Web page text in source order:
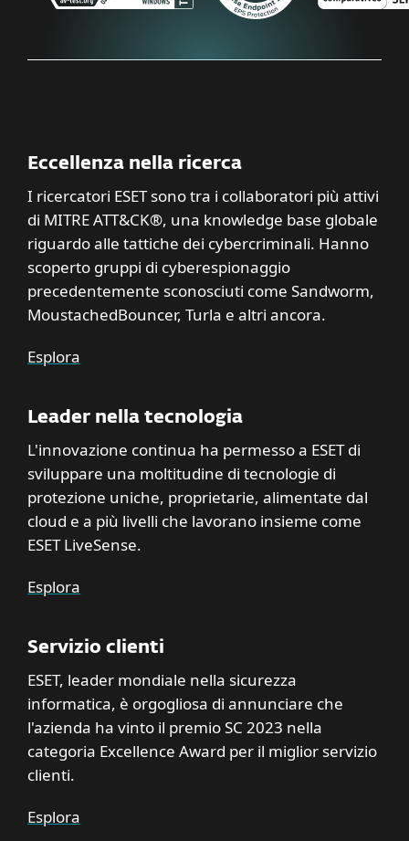
Eccellenza nella ricerca
I ricercatori ESET sono tra i collaboratori più attivi
di MITRE ATT&CK®, una knowledge base globale
riguardo alle tattiche dei cybercriminali. Hanno
scoperto gruppi di cyberespionaggio
precedentemente sconosciuti come Sandworm,
MoustachedBouncer, Turla e altri ancora.
Esplora
Leader nella tecnologia
L'innovazione continua ha permesso a ESET di
sviluppare una moltitudine di tecnologie di
protezione uniche, proprietarie, alimentate dal
cloud e a più livelli che lavorano insieme come
ESET LiveSense.
Esplora
Servizio clienti
ESET, leader mondiale nella sicurezza
informatica, è orgogliosa di annunciare che
l'azienda ha vinto il premio SC 2023 nella
categoria Excellence Award per il miglior servizio
clienti.
Esplora